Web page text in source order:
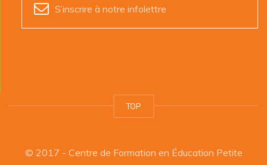
S’inscrire à notre infolettre
TOP
© 2017 - Centre de Formation en Éducation Petite